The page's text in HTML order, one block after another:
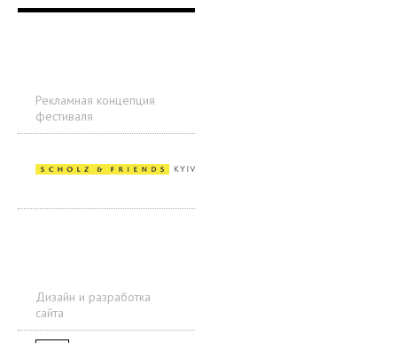
Рекламная концепция
фестиваля
Дизайн и разработка
сайта